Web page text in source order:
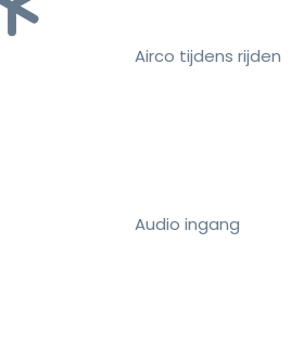
Airco tijdens rijden
Audio ingang